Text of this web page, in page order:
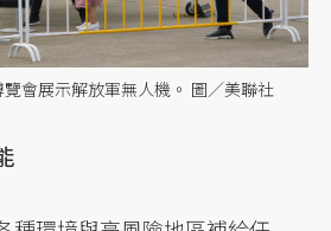
會展示解放軍無人機。 圖／美聯社